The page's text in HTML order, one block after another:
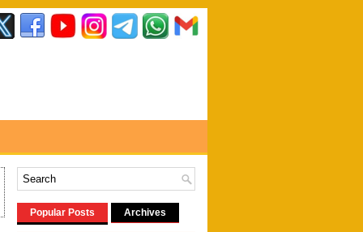
Popular Posts Archives